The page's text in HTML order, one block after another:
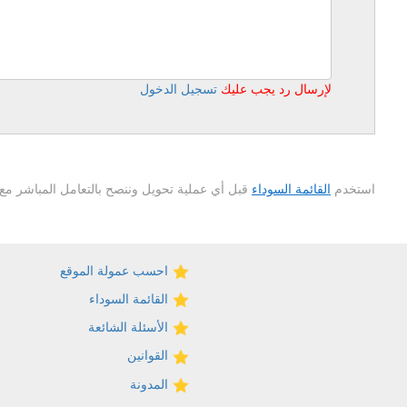
لإرسال رد يجب عليكتسجيل الدخول
استخدم القائمة السوداء قبل أي عملية تحويل وننصح بالتعامل المباشر
احسب عمولة الموقع
القائمة السوداء
الأسئلة الشائعة
القوانين
المدونة